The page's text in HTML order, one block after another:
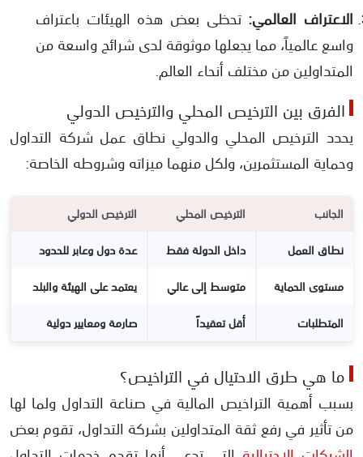
الاعتراف العالمي:تحظى بعض هذه الهيئات باعتراف
واسع عالمياً، مما يجعلها موثوقة لدى شرائح واسعة من
المتداولين من مختلف أنحاء العالم.
الفرق بين الترخيص المحلي والترخيص الدولي
يحدد الترخيص المحلي والدولي نطاق عمل شركة التداول
وحماية المستثمرين، ولكل منهما ميزاته وشروطه الخاصة:
الجانب الترخيص المحلي
الترخيص الدولي
نطاق العمل
داخل الدولة فقط
عدة دول وعابر للحدود
مستوى الحماية
متوسط إلى عالي
يعتمد على الهيئة والبلد
المتطلبات
أقل تعقيداً صارمة ومعايير دولية
ما هي طرق الاحتيال في التراخيص؟
بسبب أهمية التراخيص المالية في صناعة التداول ولما لها
من تأثير في رفع ثقة المتداولين بشركة التداول، تقوم بعض